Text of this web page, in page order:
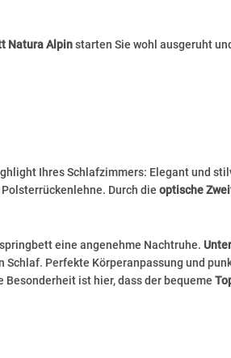
Natura Alpinstarten Sie wohl ausgeruht
Ihres Schlafzimmers: Elegant und
Durch dieoptische
eine angenehme Nachtruhe.
Schlaf. Perfekte Körperanpassung und
Besonderheit ist hier, dass der bequeme